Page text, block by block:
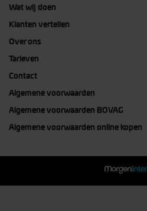
Wat wij doen
Klanten vertellen
Over ons
Tarieven
Contact
Algemene voorwaarden
Algemene voorwaarden BOVAG
Algemene voorwaarden online kopen